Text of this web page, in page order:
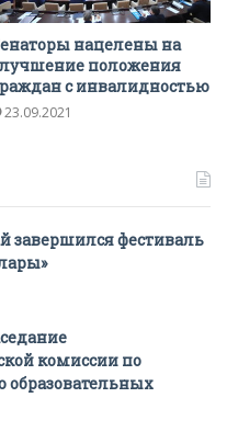
нацелены на
положения
с инвалидностью
23.09.2021
завершился фестиваль
комиссии по